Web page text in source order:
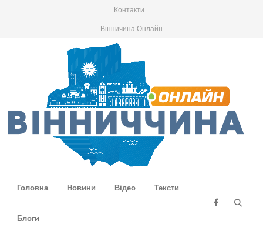
Контакти
Вінничина Онлайн
Головна
Новини Відео Тексти
Блоги